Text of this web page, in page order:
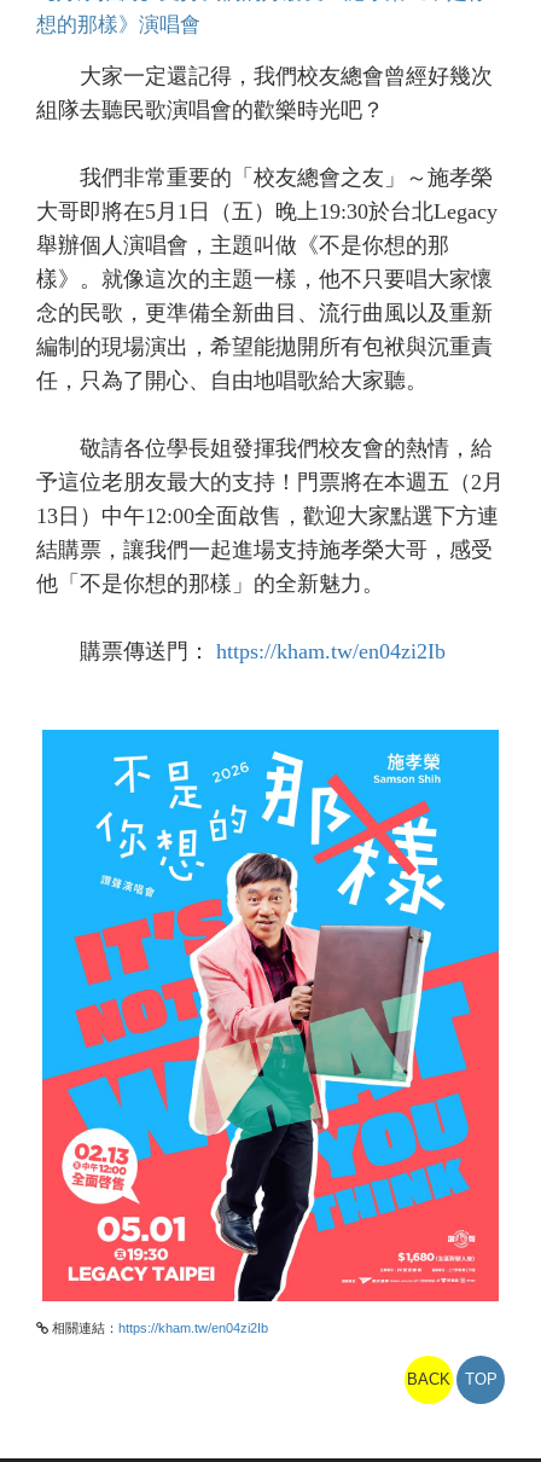
想的那樣》演唱會
大家一定還記得，我們校友總會曾經好幾次
組隊去聽民歌演唱會的歡樂時光吧？
我們非常重要的「校友總會之友」～施孝榮
大哥即將在5月1日（五）晚上19:30於台北Legacy
舉辦個人演唱會，主題叫做《不是你想的那
樣》。就像這次的主題一樣，他不只要唱大家懷
念的民歌，更準備全新曲目、流行曲風以及重新
編制的現場演出，希望能拋開所有包袱與沉重責
任，只為了開心、自由地唱歌給大家聽。
敬請各位學長姐發揮我們校友會的熱情，給
予這位老朋友最大的支持！門票將在本週五（2月
13日）中午12:00全面啟售，歡迎大家點選下方連
結購票，讓我們一起進場支持施孝榮大哥，感受
他「不是你想的那樣」的全新魅力。
購票傳送門： https://kham.tw/en04zi2Ib
相關連結： https://kham.tw/en04zi2Ib
BACK TOP